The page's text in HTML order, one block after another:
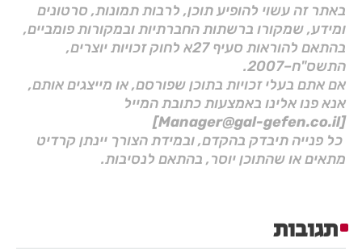
באתר זה עשוי להופיע תוכן, לרבות תמונות, סרטונים
ומידע, שמקורו ברשתות החברתיות ובמקורות פומביים,
בהתאם להוראות סעיף 27א לחוק זכויות יוצרים,
התשס"ח–2007.
אם אתם בעלי זכויות בתוכן שפורסם, או מייצגים אותם,
אנא פנו אלינו באמצעות כתובת המייל
[Manager@gal-gefen.co.il]
כל פנייה תיבדק בהקדם, ובמידת הצורך יינתן קרדיט
מתאים או שהתוכן יוסר, בהתאם לנסיבות.
תגובות